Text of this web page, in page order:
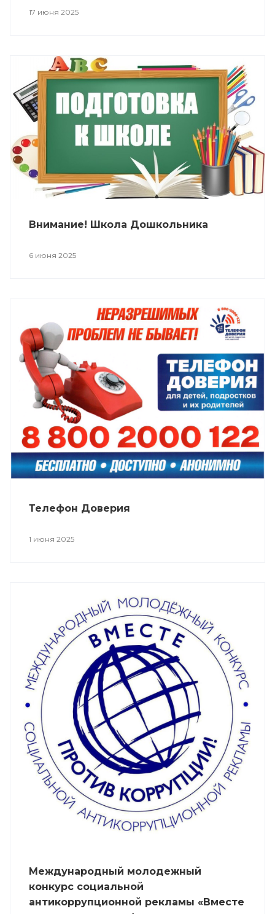
17 июня 2025
Внимание! Школа Дошкольника
6 июня 2025
Телефон Доверия
1 июня 2025
Международный молодежный
конкурс социальной
антикоррупционной рекламы «Вместе